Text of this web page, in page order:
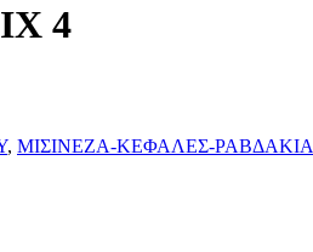
4
, ΜΙΣΙΝΕΖΑ-ΚΕΦΑΛΕΣ-ΡΑΒΔΑΚΙΑ